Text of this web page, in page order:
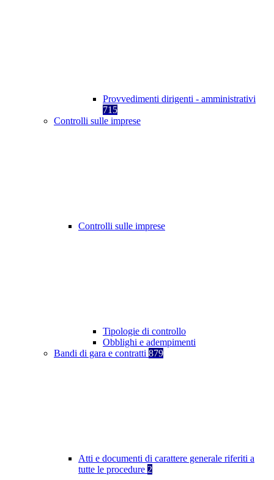
Provvedimenti dirigenti - amministrativi
715
Controlli sulle imprese
Controlli sulle imprese
Tipologie di controllo
Obblighi e adempimenti
Bandi di gara e contratti 879
Atti e documenti di carattere generale riferiti a
tutte le procedure 2